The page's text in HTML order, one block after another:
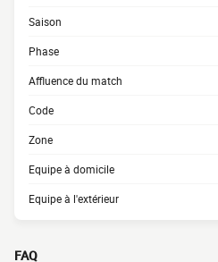
Saison
Phase
Affluence du match
Code
Zone
Equipe à domicile
Equipe à l'extérieur
FAQ